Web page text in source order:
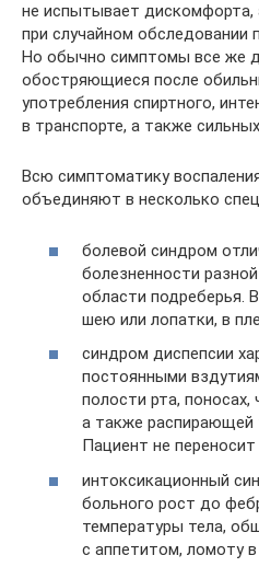
не испытывает дискомфорта,
при случайном обследовании
Но обычно симптомы все же
обостряющиеся после
употребления спиртного,
в транспорте, а также
Всю симптоматику
объединяют в несколько
болевой синдром
болезненности
области подреберья.
шею или лопатки, в
синдром диспепсии
постоянными
полости рта,
а также распирающей
Пациент не
интоксикационный
больного рост до
температуры тела,
с аппетитом, ломоту